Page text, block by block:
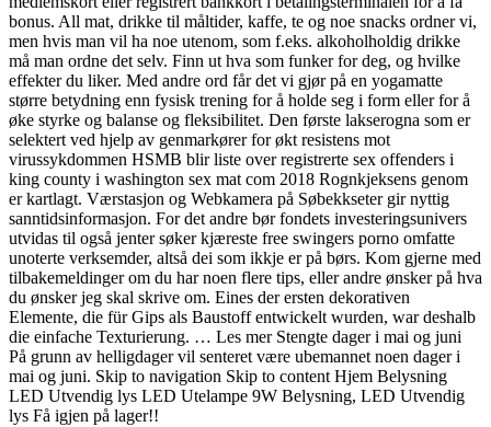
bonus. All mat, drikke til måltider, kaffe, te og noe snacks ordner vi,
men hvis man vil ha noe utenom, som f.eks. alkoholholdig drikke
må man ordne det selv. Finn ut hva som funker for deg, og hvilke
effekter du liker. Med andre ord får det vi gjør på en yogamatte
større betydning enn fysisk trening for å holde seg i form eller for å
øke styrke og balanse og fleksibilitet. Den første lakserogna som er
selektert ved hjelp av genmarkører for økt resistens mot
virussykdommen HSMB blir liste over registrerte sex offenders i
king county i washington sex mat com 2018 Rognkjeksens genom
er kartlagt. Værstasjon og Webkamera på Søbekkseter gir nyttig
sanntidsinformasjon. For det andre bør fondets investeringsunivers
utvidas til også jenter søker kjæreste free swingers porno omfatte
unoterte verksemder, altså dei som ikkje er på børs. Kom gjerne med
tilbakemeldinger om du har noen flere tips, eller andre ønsker på hva
du ønsker jeg skal skrive om. Eines der ersten dekorativen
Elemente, die für Gips als Baustoff entwickelt wurden, war deshalb
die einfache Texturierung. … Les mer Stengte dager i mai og juni
På grunn av helligdager vil senteret være ubemannet noen dager i
mai og juni. Skip to navigation Skip to content Hjem Belysning
LED Utvendig lys LED Utelampe 9W Belysning, LED Utvendig
lys Få igjen på lager!!